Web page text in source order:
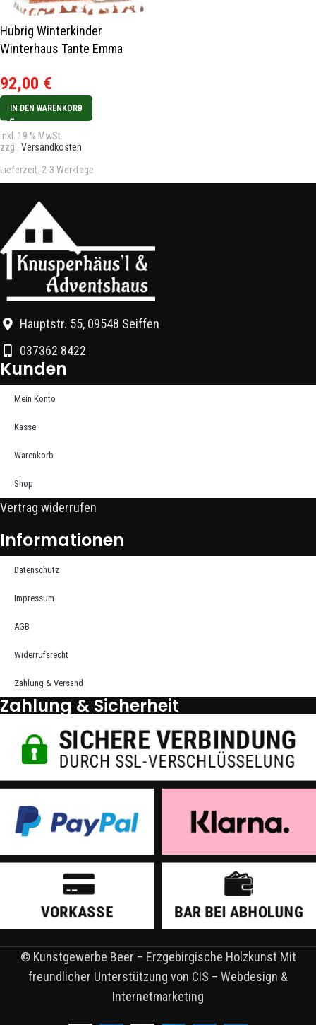
Hubrig Winterkinder
Winterhaus Tante Emma
92,00 €
IN DEN WARENKORB
inkl. 19 % MwSt.
zzgl. Versandkosten
Lieferzeit: 2-3 Werktage
Hauptstr. 55, 09548 Seiffen
037362 8422
Kunden
Mein Konto
Kasse
Warenkorb
Shop
Vertrag widerrufen
Informationen
Datenschutz
Impressum
AGB
Widerrufsrecht
Zahlung & Versand
Zahlung & Sicherheit
© Kunstgewerbe Beer – Erzgebirgische Holzkunst Mit
freundlicher Unterstützung von CIS – Webdesign &
Internetmarketing